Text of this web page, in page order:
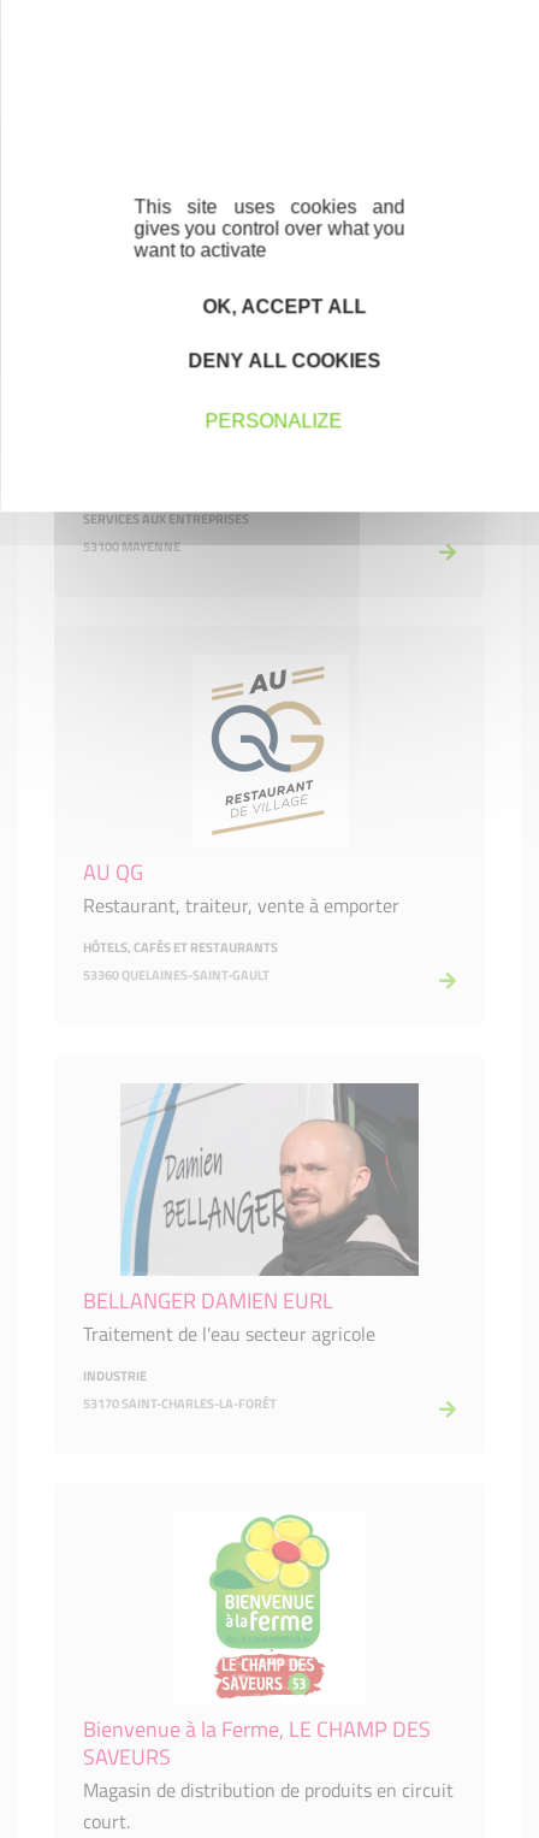
ATRIUM CONCEPTION
SERVICES AUX ENTREPRISES
53100 MAYENNE
AU QG
Restaurant, traiteur, vente à emporter
HÔTELS, CAFÉS ET RESTAURANTS
53360 QUELAINES-SAINT-GAULT
BELLANGER DAMIEN EURL
Traitement de l'eau secteur agricole
INDUSTRIE
53170 SAINT-CHARLES-LA-FORÊT
Bienvenue à la Ferme, LE CHAMP DES
SAVEURS
Magasin de distribution de produits en circuit
court.
This site uses cookies and
gives you control over what you
want to activate
OK, ACCEPT ALL
DENY ALL COOKIES
PERSONALIZE